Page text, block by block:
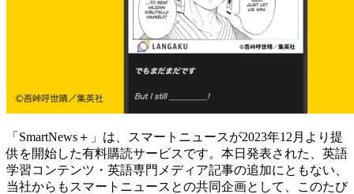
「SmartNews＋」は、スマートニュースが2023年12月より提
供を開始した有料購読サービスです。本日発表された、英語
学習コンテンツ・英語専門メディア記事の追加にともない、
当社からもスマートニュースとの共同企画として、このたび